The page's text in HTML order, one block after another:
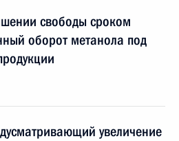
свободы сроком
оборот метанола под
увеличение